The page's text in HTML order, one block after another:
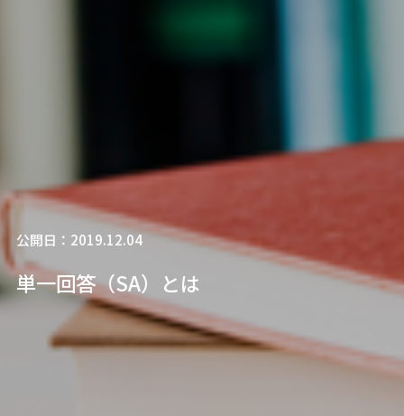
公開日：2019.12.04
単一回答（SA）とは